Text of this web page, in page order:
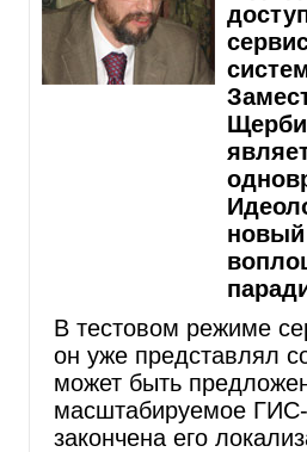
новый
В тестовом режиме
он уже представлял
может быть
масштабируемое
закончена его